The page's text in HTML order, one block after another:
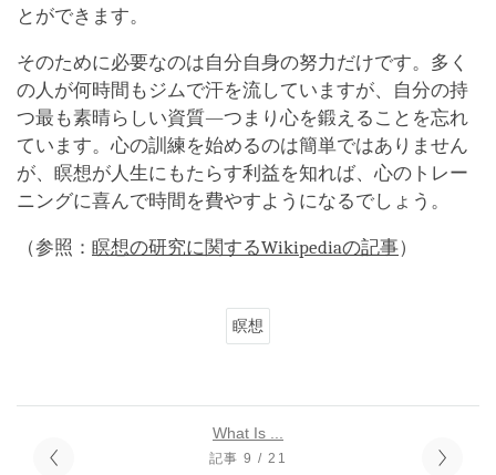
とができます。
そのために必要なのは自分自身の努力だけです。多く
の人が何時間もジムで汗を流していますが、自分の持
つ最も素晴らしい資質―つまり心を鍛えることを忘れ
ています。心の訓練を始めるのは簡単ではありません
が、瞑想が人生にもたらす利益を知れば、心のトレー
ニングに喜んで時間を費やすようになるでしょう。
（参照： 瞑想の研究に関するWikipediaの記事）
瞑想
What Is ...
記事 9 / 21